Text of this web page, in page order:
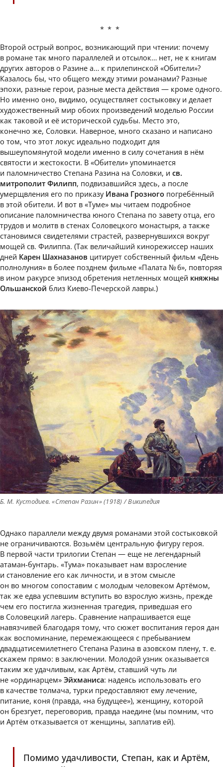
***
Второй острый вопрос, возникающий при чтении: почему
в романе так много параллелей и отсылок… нет, не к книгам
других авторов о Разине а… к прилепинской «Обители»?
Казалось бы, что общего между этими романами? Разные
эпохи, разные герои, разные места действия — кроме одного.
Но именно оно, видимо, осуществляет состыковку и делает
художественный мир обоих произведений моделью России
как таковой и её исторической судьбы. Место это,
конечно же, Соловки. Наверное, много сказано и написано
о том, что этот локус идеально подходит для
вышеупомянутой модели именно в силу сочетания в нём
святости и жестокости. В «Обители» упоминается
и паломничество Степана Разина на Соловки, и св.
митрополит Филипп, подвизавшийся здесь, а после
умерщвления его по приказу Ивана Грозного погребённый
в этой обители. И вот в «Туме» мы читаем подробное
описание паломничества юного Степана по завету отца, его
трудов и молитв в стенах Соловецкого монастыря, а также
становимся свидетелями страстей, развернувшихся вокруг
мощей св. Филиппа. (Так величайший кинорежиссер наших
дней Карен Шахназанов цитирует собственный фильм «День
полнолуния» в более позднем фильме «Палата № 6», повторяя
в ином ракурсе эпизод обретения нетленных мощей княжны
Ольшанской близ Киево-Печерской лавры.)
Б. М. Кустодиев. «Степан Разин» (1918) / Википедия
Однако параллели между двумя романами этой состыковкой
не ограничиваются. Возьмём центральную фигуру героя.
В первой части трилогии Степан — еще не легендарный
атаман-бунтарь. «Тума» показывает нам взросление
и становление его как личности, и в этом смысле
он во многом сопоставим с молодым человеком Артёмом,
так же едва успевшим вступить во взрослую жизнь, прежде
чем его постигла жизненная трагедия, приведшая его
в Соловецкий лагерь. Сравнение напрашивается еще
навязчивей благодаря тому, что сюжет воспитания героя дан
как воспоминание, перемежающееся с пребыванием
двадцатисемилетнего Степана Разина в азовском плену, т. е.
скажем прямо: в заключении. Молодой узник оказывается
таким же удачливым, как Артём, ставший чуть ли
не «ординарцем» Эйхманиса: надеясь использовать его
в качестве толмача, турки предоставляют ему лечение,
питание, коня (правда, «на будущее»), женщину, которой
он брезгует, переговорив, правда наедине (мы помним, что
и Артём отказывается от женщины, заплатив ей).
Помимо удачливости, Степан, как и Артём,